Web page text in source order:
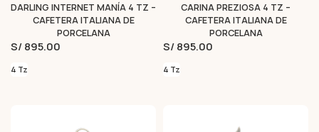
DARLING INTERNET MANÍA 4 TZ –
CAFETERA ITALIANA DE
PORCELANA
S/ 895.00
4 Tz
CARINA PREZIOSA 4 TZ –
CAFETERA ITALIANA DE
PORCELANA
S/ 895.00
4 Tz